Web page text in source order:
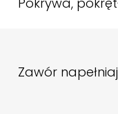
Zawór